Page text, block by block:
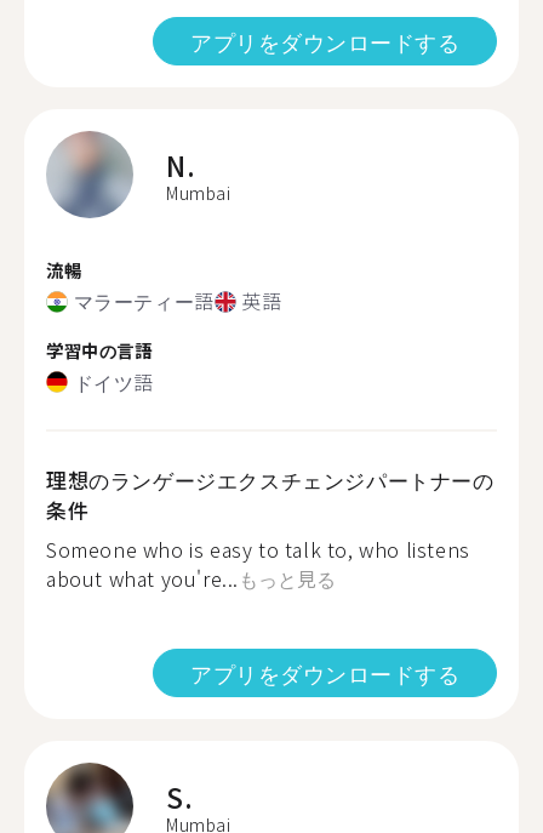
アプリをダウンロードする
N.
Mumbai
流暢
マラーティー語 英語
学習中の言語
ドイツ語
理想のランゲージエクスチェンジパートナーの
条件
Someone who is easy to talk to, who listens
about what you're... もっと見る
アプリをダウンロードする
S.
Mumbai